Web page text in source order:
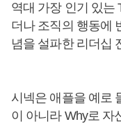
역대 가장 인기 있는
더나 조직의 행동에
념을 설파한 리더십
시넥은 애플을 예로
이 아니라 Why로 자